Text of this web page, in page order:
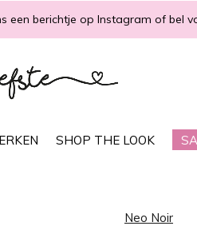
SHOP THE LOOK
een berichtje op Instagram of bel
Neo Noir